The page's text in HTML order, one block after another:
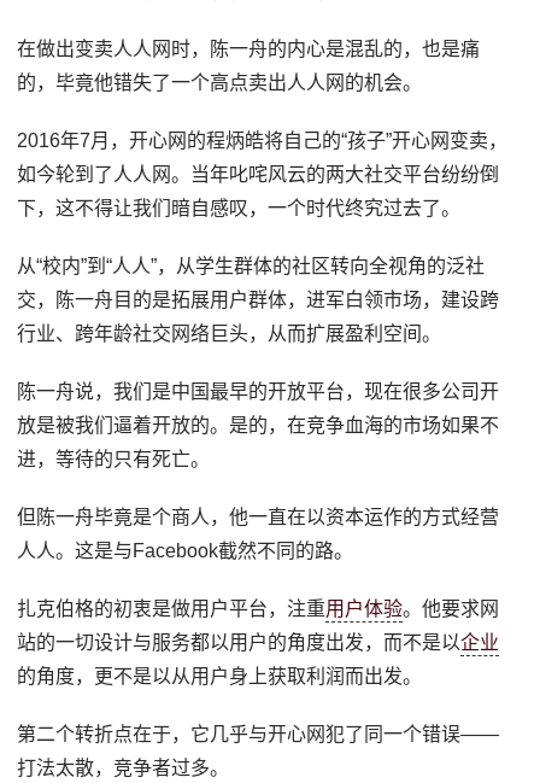
在做出变卖人人网时，陈一舟的内心是混乱的，也是痛
的，毕竟他错失了一个高点卖出人人网的机会。
2016年7月，开心网的程炳皓将自己的“孩子”开心网变卖，
如今轮到了人人网。当年叱咤风云的两大社交平台纷纷倒
下，这不得让我们暗自感叹，一个时代终究过去了。
从“校内”到“人人”，从学生群体的社区转向全视角的泛社
交，陈一舟目的是拓展用户群体，进军白领市场，建设跨
行业、跨年龄社交网络巨头，从而扩展盈利空间。
陈一舟说，我们是中国最早的开放平台，现在很多公司开
放是被我们逼着开放的。是的，在竞争血海的市场如果不
进，等待的只有死亡。
但陈一舟毕竟是个商人，他一直在以资本运作的方式经营
人人。这是与Facebook截然不同的路。
扎克伯格的初衷是做用户平台，注重用户体验。他要求网
站的一切设计与服务都以用户的角度出发，而不是以企业
的角度，更不是以从用户身上获取利润而出发。
第二个转折点在于，它几乎与开心网犯了同一个错误——
打法太散，竞争者过多。